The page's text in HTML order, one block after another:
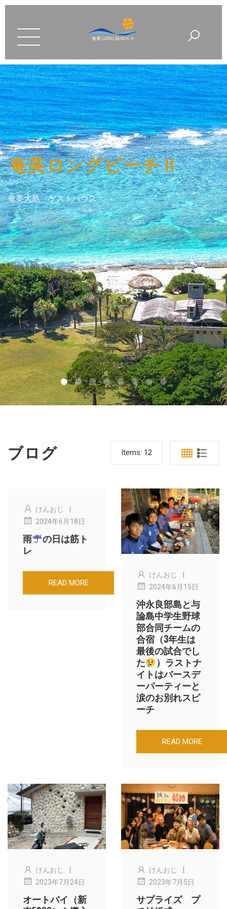
奄美ロングビーチⅡ
奄美大島 ゲストハウス
ブログ Items: 12
けんおじ |
2024年6月18日
雨
の日は筋ト
レ
READ MORE
けんおじ
2024年6月15日
沖永良部島と与
論島中学生野球
部合同チームの
合宿（3年生は
最後の試合でし
た
）ラストナ
イトはバースデ
ーパーティーと
涙のお別れスピ
ーチ
READ MORE
けんおじ
2023年7月24日
オートバイ（新
けんおじ
2023年7月5日
サプライズ プ